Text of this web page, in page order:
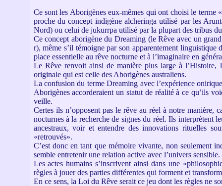
Ce sont les Aborigènes eux-mêmes qui ont choisi le
proche du concept indigène alcheringa utilisé par les
Nord) ou celui de jukurrpa utilisé par la plupart des tribus
Ce concept aborigène du Dreaming (le Rêve avec un
r), même s’il témoigne par son apparentement linguistique
place essentielle au rêve nocturne et à l’imaginaire en
Le Rêve renvoit ainsi de manière plus large à l’Histoire,
originale qui est celle des Aborigènes australiens.
La confusion du terme Dreaming avec l’expérience
Aborigènes accorderaient un statut de réalité à ce qu’ils
veille.
Certes ils n’opposent pas le rêve au réel à notre manière,
nocturnes à la recherche de signes du réel. Ils interprètent
ancestraux, voir et entendre des innovations rituelles
«retrouvés».
C’est donc en tant que mémoire vivante, non seulement
semble entretenir une relation active avec l’univers sensible.
Les actes humains s’inscrivent ainsi dans une
règles à jouer des parties différentes qui forment et
En ce sens, la Loi du Rêve serait ce jeu dont les règles ne